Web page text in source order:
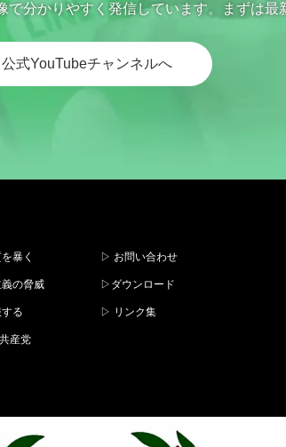
分かりやすく発信しています。まずは最
公式YouTubeチャンネルへ
暴く
の脅威
する
産党
▷ お問い合わせ
▷ダウンロード
▷ リンク集